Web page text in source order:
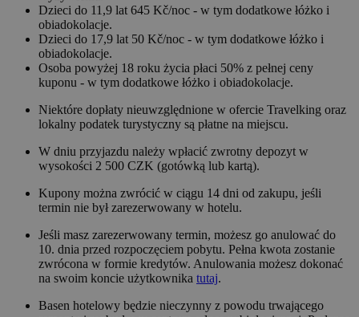
Dzieci do 11,9 lat 645 Kč/noc - w tym dodatkowe łóżko i
obiadokolacje.
Dzieci do 17,9 lat 50 Kč/noc - w tym dodatkowe łóżko i
obiadokolacje.
Osoba powyżej 18 roku życia płaci 50% z pełnej ceny
kuponu - w tym dodatkowe łóżko i obiadokolacje.
Niektóre dopłaty nieuwzględnione w ofercie Travelking oraz
lokalny podatek turystyczny są płatne na miejscu.
W dniu przyjazdu należy wpłacić zwrotny depozyt w
wysokości 2 500 CZK (gotówką lub kartą).
Kupony można zwrócić w ciągu 14 dni od zakupu, jeśli
termin nie był zarezerwowany w hotelu.
Jeśli masz zarezerwowany termin, możesz go anulować do
10. dnia przed rozpoczęciem pobytu. Pełna kwota zostanie
zwrócona w formie kredytów. Anulowania możesz dokonać
na swoim koncie użytkownika tutaj.
Basen hotelowy będzie nieczynny z powodu trwającego